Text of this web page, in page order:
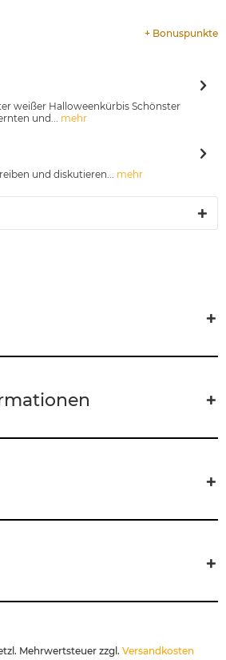
+ Bonuspunkte
weißer Halloweenkürbis Schönster
und...
mehr
und diskutieren...
mehr
Mehrwertsteuer zzgl. Versandkosten